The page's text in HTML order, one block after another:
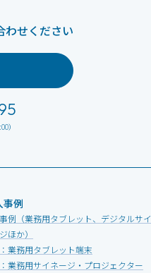
わせください
）
例
例（業務用タブレット、デジタルサイ
ほか）
業務用タブレット端末
業務用サイネージ・プロジェクター